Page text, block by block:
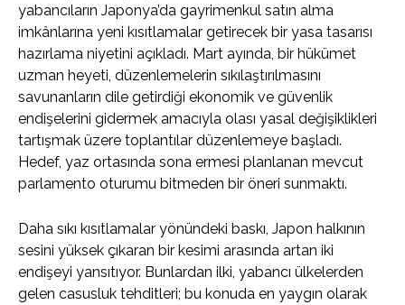
yabancıların Japonya’da gayrimenkul satın alma
imkânlarına yeni kısıtlamalar getirecek bir yasa tasarısı
hazırlama niyetini açıkladı. Mart ayında, bir hükümet
uzman heyeti, düzenlemelerin sıkılaştırılmasını
savunanların dile getirdiği ekonomik ve güvenlik
endişelerini gidermek amacıyla olası yasal değişiklikleri
tartışmak üzere toplantılar düzenlemeye başladı.
Hedef, yaz ortasında sona ermesi planlanan mevcut
parlamento oturumu bitmeden bir öneri sunmaktı.
Daha sıkı kısıtlamalar yönündeki baskı, Japon halkının
sesini yüksek çıkaran bir kesimi arasında artan iki
endişeyi yansıtıyor. Bunlardan ilki, yabancı ülkelerden
gelen casusluk tehditleri; bu konuda en yaygın olarak